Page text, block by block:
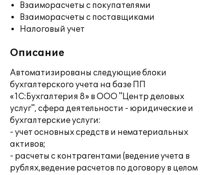
Взаиморасчеты с покупателями
Взаиморасчеты с поставщиками
Налоговый учет
Описание
Автоматизированы следующие блоки
бухгалтерского учета на базе ПП
«1С:Бухгалтерия 8» в ООО "Центр деловых
услуг", сфера деятельности - юридические и
бухгалтерские услуги:
- учет основных средств и нематериальных
активов;
- расчеты с контрагентами (ведение учета в
рублях,ведение расчетов по договору в целом